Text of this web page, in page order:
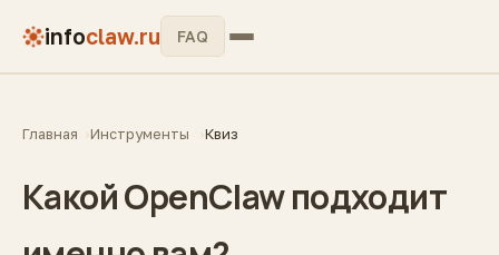
infoclaw.ru FAQ
Главная Инструменты Квиз
Какой OpenClaw подходит